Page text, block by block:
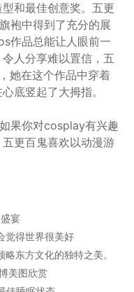
和最佳创意奖。五更
袍中得到了充分的展
作品总能让人眼前一
人分享难以置信，五
她在这个作品中穿着
底竖起了大拇指。
果你对cosplay有兴趣
更百鬼喜欢以动漫游
宴
觉得世界很美好
东方文化的独特之美。
美图欣赏